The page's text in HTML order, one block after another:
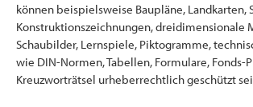
können beispielsweise Baupläne, Landkarten,
Konstruktionszeichnungen, dreidimensionale
Schaubilder, Lernspiele, Piktogramme,
wie DIN-Normen, Tabellen, Formulare, Fonds-
Kreuzworträtsel urheberrechtlich geschützt